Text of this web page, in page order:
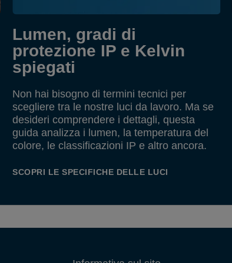
Lumen, gradi di
protezione IP e Kelvin
spiegati
Non hai bisogno di termini tecnici per
scegliere tra le nostre luci da lavoro. Ma se
desideri comprendere i dettagli, questa
guida analizza i lumen, la temperatura del
colore, le classificazioni IP e altro ancora.
SCOPRI LE SPECIFICHE DELLE LUCI